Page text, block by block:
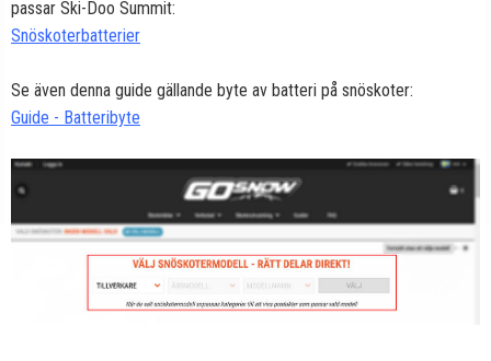
passar Ski-Doo Summit:
Snöskoterbatterier
Se även denna guide gällande byte av batteri på snöskoter:
Guide - Batteribyte